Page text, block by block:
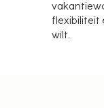
flexibiliteit
wilt.